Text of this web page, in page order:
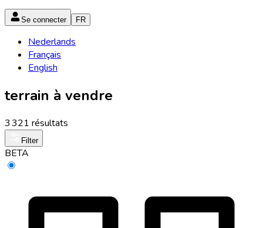
Se connecter FR
Nederlands
Français
English
terrain à vendre
3 321 résultats
Filter
BETA